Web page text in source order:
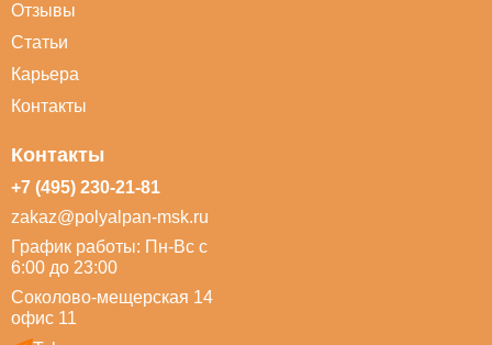
Отзывы
Статьи
Карьера
Контакты
Контакты
+7 (495) 230-21-81
zakaz@polyalpan-msk.ru
График работы: Пн-Вс с
6:00 до 23:00
Соколово-мещерская 14
офис 11